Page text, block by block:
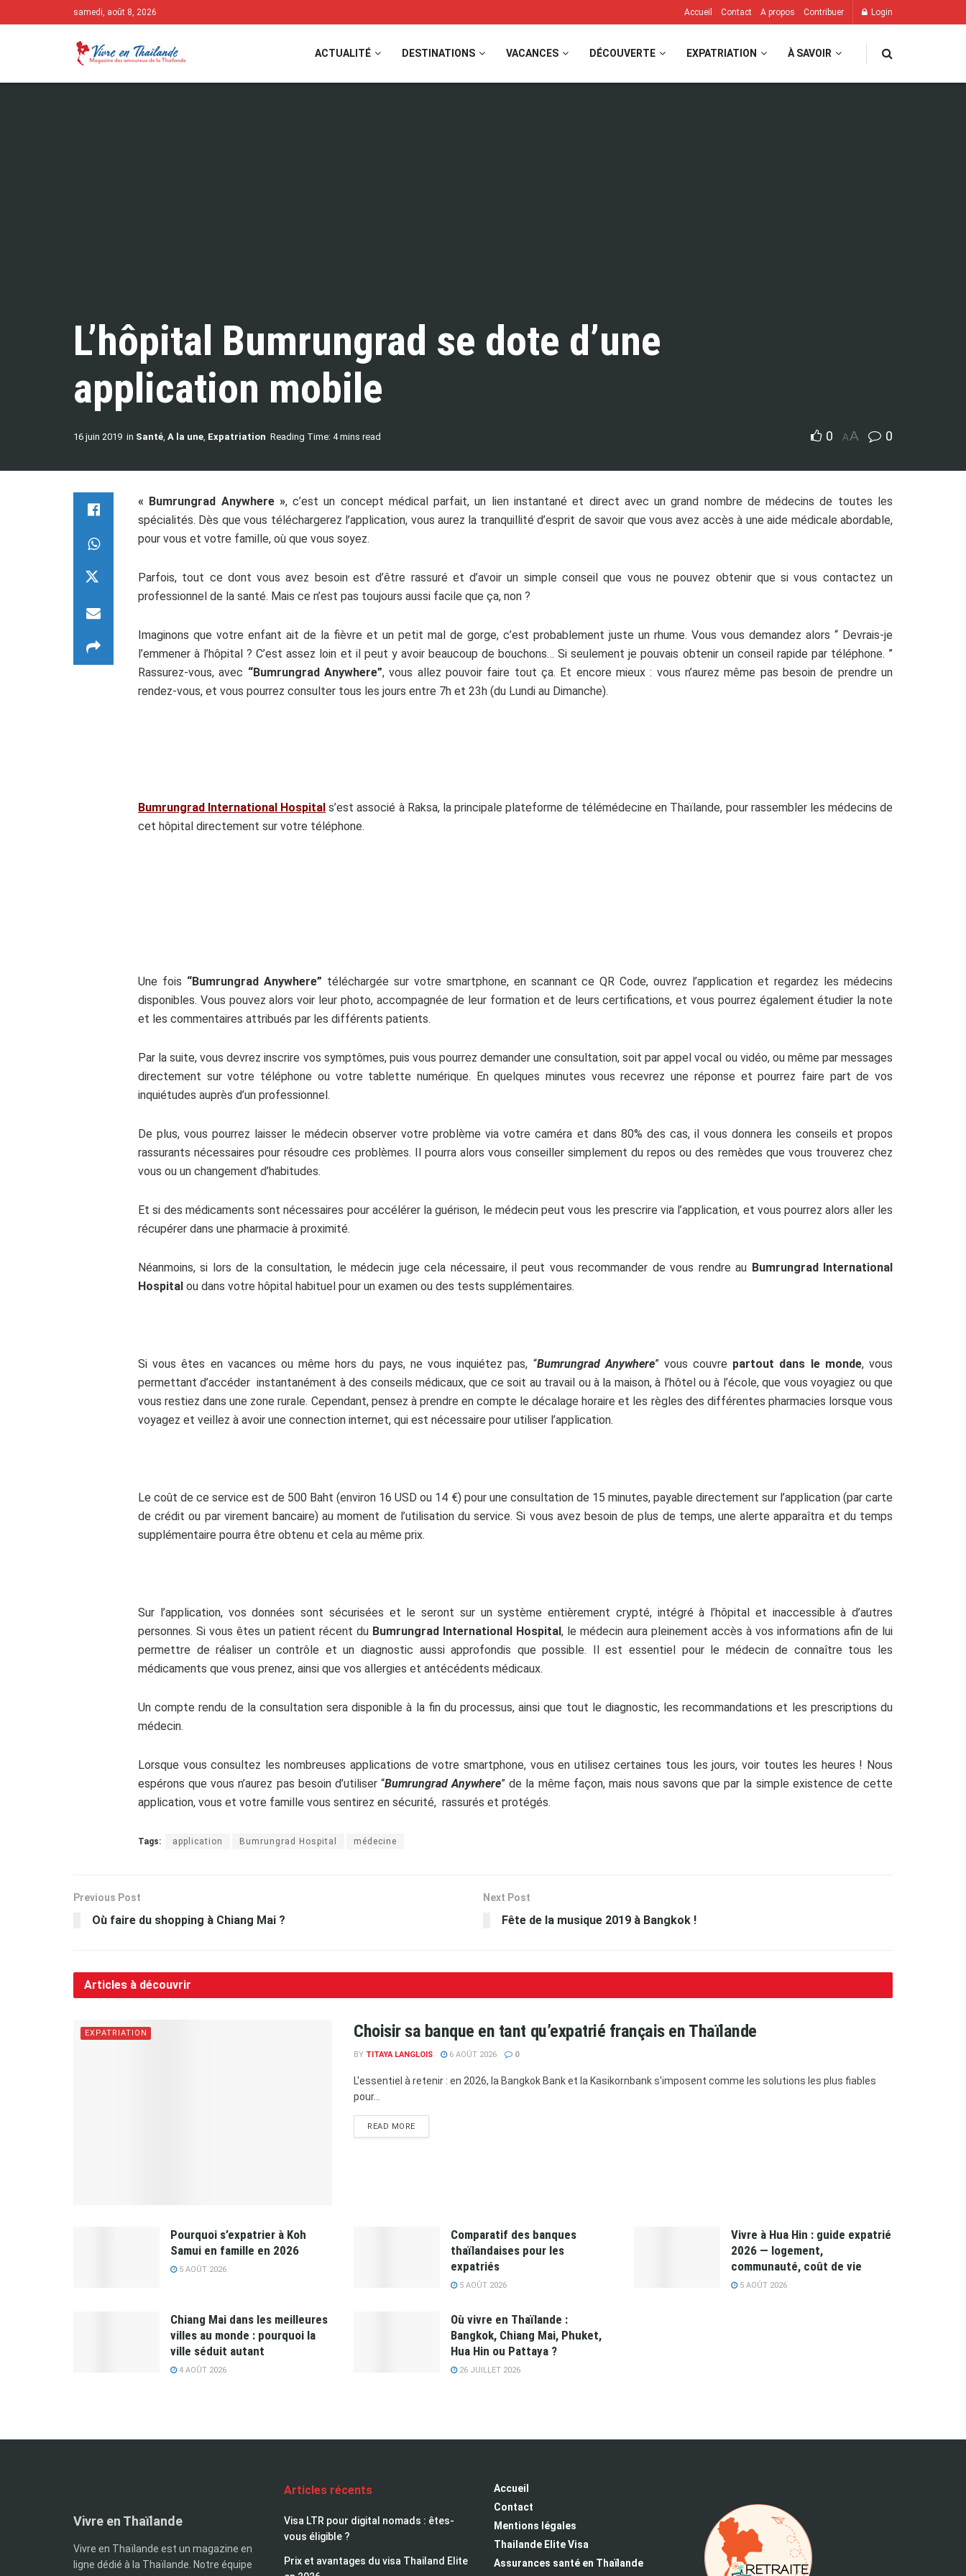
samedi, août 8, 2026 Accueil Contact A propos Contribuer Login
ACTUALITÉ DESTINATIONS VACANCES DÉCOUVERTE EXPATRIATION À SAVOIR
L’hôpital Bumrungrad se dote d’une
application mobile
16 juin 2019 in Santé, A la une, Expatriation Reading Time: 4 mins read 0 AA 0
« Bumrungrad Anywhere », c’est un concept médical parfait, un lien instantané et direct avec un grand nombre de médecins de toutes les
spécialités. Dès que vous téléchargerez l’application, vous aurez la tranquillité d’esprit de savoir que vous avez accès à une aide médicale abordable,
pour vous et votre famille, où que vous soyez.
Parfois, tout ce dont vous avez besoin est d’être rassuré et d’avoir un simple conseil que vous ne pouvez obtenir que si vous contactez un
professionnel de la santé. Mais ce n’est pas toujours aussi facile que ça, non ?
Imaginons que votre enfant ait de la fièvre et un petit mal de gorge, c’est probablement juste un rhume. Vous vous demandez alors “ Devrais-je
l’emmener à l’hôpital ? C’est assez loin et il peut y avoir beaucoup de bouchons… Si seulement je pouvais obtenir un conseil rapide par téléphone. ”
Rassurez-vous, avec “Bumrungrad Anywhere”, vous allez pouvoir faire tout ça. Et encore mieux : vous n’aurez même pas besoin de prendre un
rendez-vous, et vous pourrez consulter tous les jours entre 7h et 23h (du Lundi au Dimanche).
Bumrungrad International Hospital s’est associé à Raksa, la principale plateforme de télémédecine en Thaïlande, pour rassembler les médecins de
cet hôpital directement sur votre téléphone.
Une fois “Bumrungrad Anywhere” téléchargée sur votre smartphone, en scannant ce QR Code, ouvrez l’application et regardez les médecins
disponibles. Vous pouvez alors voir leur photo, accompagnée de leur formation et de leurs certifications, et vous pourrez également étudier la note
et les commentaires attribués par les différents patients.
Par la suite, vous devrez inscrire vos symptômes, puis vous pourrez demander une consultation, soit par appel vocal ou vidéo, ou même par messages
directement sur votre téléphone ou votre tablette numérique. En quelques minutes vous recevrez une réponse et pourrez faire part de vos
inquiétudes auprès d’un professionnel.
De plus, vous pourrez laisser le médecin observer votre problème via votre caméra et dans 80% des cas, il vous donnera les conseils et propos
rassurants nécessaires pour résoudre ces problèmes. Il pourra alors vous conseiller simplement du repos ou des remèdes que vous trouverez chez
vous ou un changement d’habitudes.
Et si des médicaments sont nécessaires pour accélérer la guérison, le médecin peut vous les prescrire via l’application, et vous pourrez alors aller les
récupérer dans une pharmacie à proximité.
Néanmoins, si lors de la consultation, le médecin juge cela nécessaire, il peut vous recommander de vous rendre au Bumrungrad International
Hospital ou dans votre hôpital habituel pour un examen ou des tests supplémentaires.
Si vous êtes en vacances ou même hors du pays, ne vous inquiétez pas, “Bumrungrad Anywhere” vous couvre partout dans le monde, vous
permettant d’accéder instantanément à des conseils médicaux, que ce soit au travail ou à la maison, à l’hôtel ou à l’école, que vous voyagiez ou que
vous restiez dans une zone rurale. Cependant, pensez à prendre en compte le décalage horaire et les règles des différentes pharmacies lorsque vous
voyagez et veillez à avoir une connection internet, qui est nécessaire pour utiliser l’application.
Le coût de ce service est de 500 Baht (environ 16 USD ou 14 €) pour une consultation de 15 minutes, payable directement sur l’application (par carte
de crédit ou par virement bancaire) au moment de l’utilisation du service. Si vous avez besoin de plus de temps, une alerte apparaîtra et du temps
supplémentaire pourra être obtenu et cela au même prix.
Sur l’application, vos données sont sécurisées et le seront sur un système entièrement crypté, intégré à l’hôpital et inaccessible à d’autres
personnes. Si vous êtes un patient récent du Bumrungrad International Hospital , le médecin aura pleinement accès à vos informations afin de lui
permettre de réaliser un contrôle et un diagnostic aussi approfondis que possible. Il est essentiel pour le médecin de connaître tous les
médicaments que vous prenez, ainsi que vos allergies et antécédents médicaux.
Un compte rendu de la consultation sera disponible à la fin du processus, ainsi que tout le diagnostic, les recommandations et les prescriptions du
médecin.
Lorsque vous consultez les nombreuses applications de votre smartphone, vous en utilisez certaines tous les jours, voir toutes les heures ! Nous
espérons que vous n’aurez pas besoin d’utiliser “Bumrungrad Anywhere” de la même façon, mais nous savons que par la simple existence de cette
application, vous et votre famille vous sentirez en sécurité, rassurés et protégés.
Tags: application Bumrungrad Hospital médecine
Previous Post
Où faire du shopping à Chiang Mai ?
Next Post
Fête de la musique 2019 à Bangkok !
Articles à découvrir
EXPATRIATION Choisir sa banque en tant qu’expatrié français en Thaïlande
BY TITAYA LANGLOIS 6 AOÛT 2026 0
L'essentiel à retenir : en 2026, la Bangkok Bank et la Kasikornbank s'imposent comme les solutions les plus fiables
pour...
READ MORE
Pourquoi s’expatrier à Koh
Samui en famille en 2026
5 AOÛT 2026
Comparatif des banques
thaïlandaises pour les
expatriés
5 AOÛT 2026
Vivre à Hua Hin : guide expatrié
2026 — logement,
communauté, coût de vie
5 AOÛT 2026
Chiang Mai dans les meilleures
villes au monde : pourquoi la
ville séduit autant
4 AOÛT 2026
Où vivre en Thaïlande :
Bangkok, Chiang Mai, Phuket,
Hua Hin ou Pattaya ?
26 JUILLET 2026
Vivre en Thaïlande
Vivre en Thaïlande est un magazine en
ligne dédié à la Thaïlande. Notre équipe
Articles récents
Visa LTR pour digital nomads : êtes-
vous éligible ?
Prix et avantages du visa Thailand Elite
Accueil
Contact
Mentions légales
Thailande Elite Visa
Assurances santé en Thaïlande